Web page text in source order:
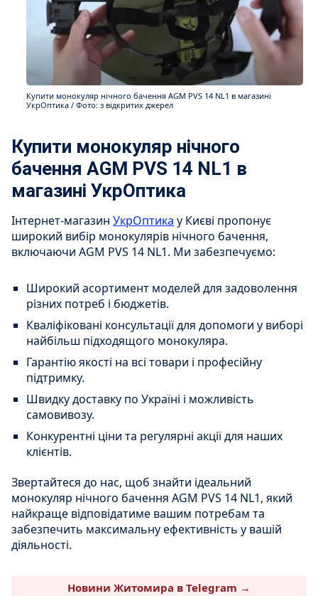
Купити монокуляр нічного бачення AGM PVS 14 NL1 в магазині
УкрОптика / Фото: з відкритих джерел
Купити монокуляр нічного
бачення AGM PVS 14 NL1 в
магазині УкрОптика
Інтернет-магазин УкрОптика у Києві пропонує
широкий вибір монокулярів нічного бачення,
включаючи AGM PVS 14 NL1. Ми забезпечуємо:
Широкий асортимент моделей для задоволення
різних потреб і бюджетів.
Кваліфіковані консультації для допомоги у виборі
найбільш підходящого монокуляра.
Гарантію якості на всі товари і професійну
підтримку.
Швидку доставку по Україні і можливість
самовивозу.
Конкурентні ціни та регулярні акції для наших
клієнтів.
Звертайтеся до нас, щоб знайти ідеальний
монокуляр нічного бачення AGM PVS 14 NL1, який
найкраще відповідатиме вашим потребам та
забезпечить максимальну ефективність у вашій
діяльності.
Новини Житомира в Telegram →